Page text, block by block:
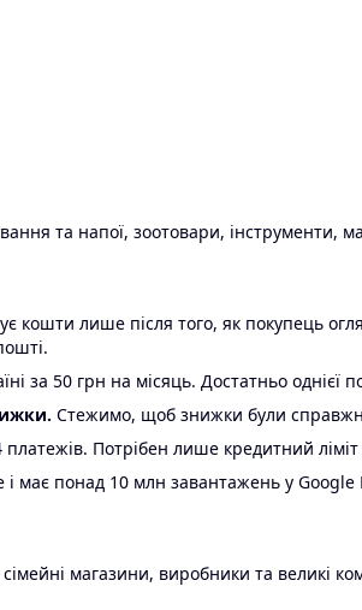
та напої, зоотовари, інструменти,
кошти лише після того, як покупець
за 50 грн на місяць. Достатньо однієї
Стежимо, щоб знижки були
платежів. Потрібен лише кредитний ліміт
має понад 10 млн завантажень у Google
магазини, виробники та великі